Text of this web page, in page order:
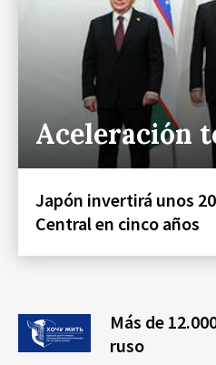
Aceleración
Japón invertirá unos
Central en cinco años
Más de
ruso